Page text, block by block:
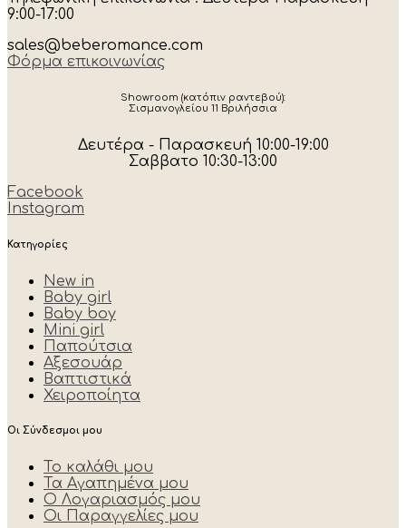
9:00-17:00
sales@beberomance.com
Φόρμα επικοινωνίας
Showroom (κατόπιν ραντεβού):
Σισμανογλείου 11 Βριλήσσια
Δευτέρα - Παρασκευή 10:00-19:00
Σαββατο 10:30-13:00
Facebook
Instagram
Κατηγορίες
New in
Baby girl
Baby boy
Mini girl
Παπούτσια
Αξεσουάρ
Βαπτιστικά
Χειροποίητα
Οι Σύνδεσμοι μου
Το καλάθι μου
Τα Αγαπημένα μου
Ο Λογαριασμός μου
Οι Παραγγελίες μου